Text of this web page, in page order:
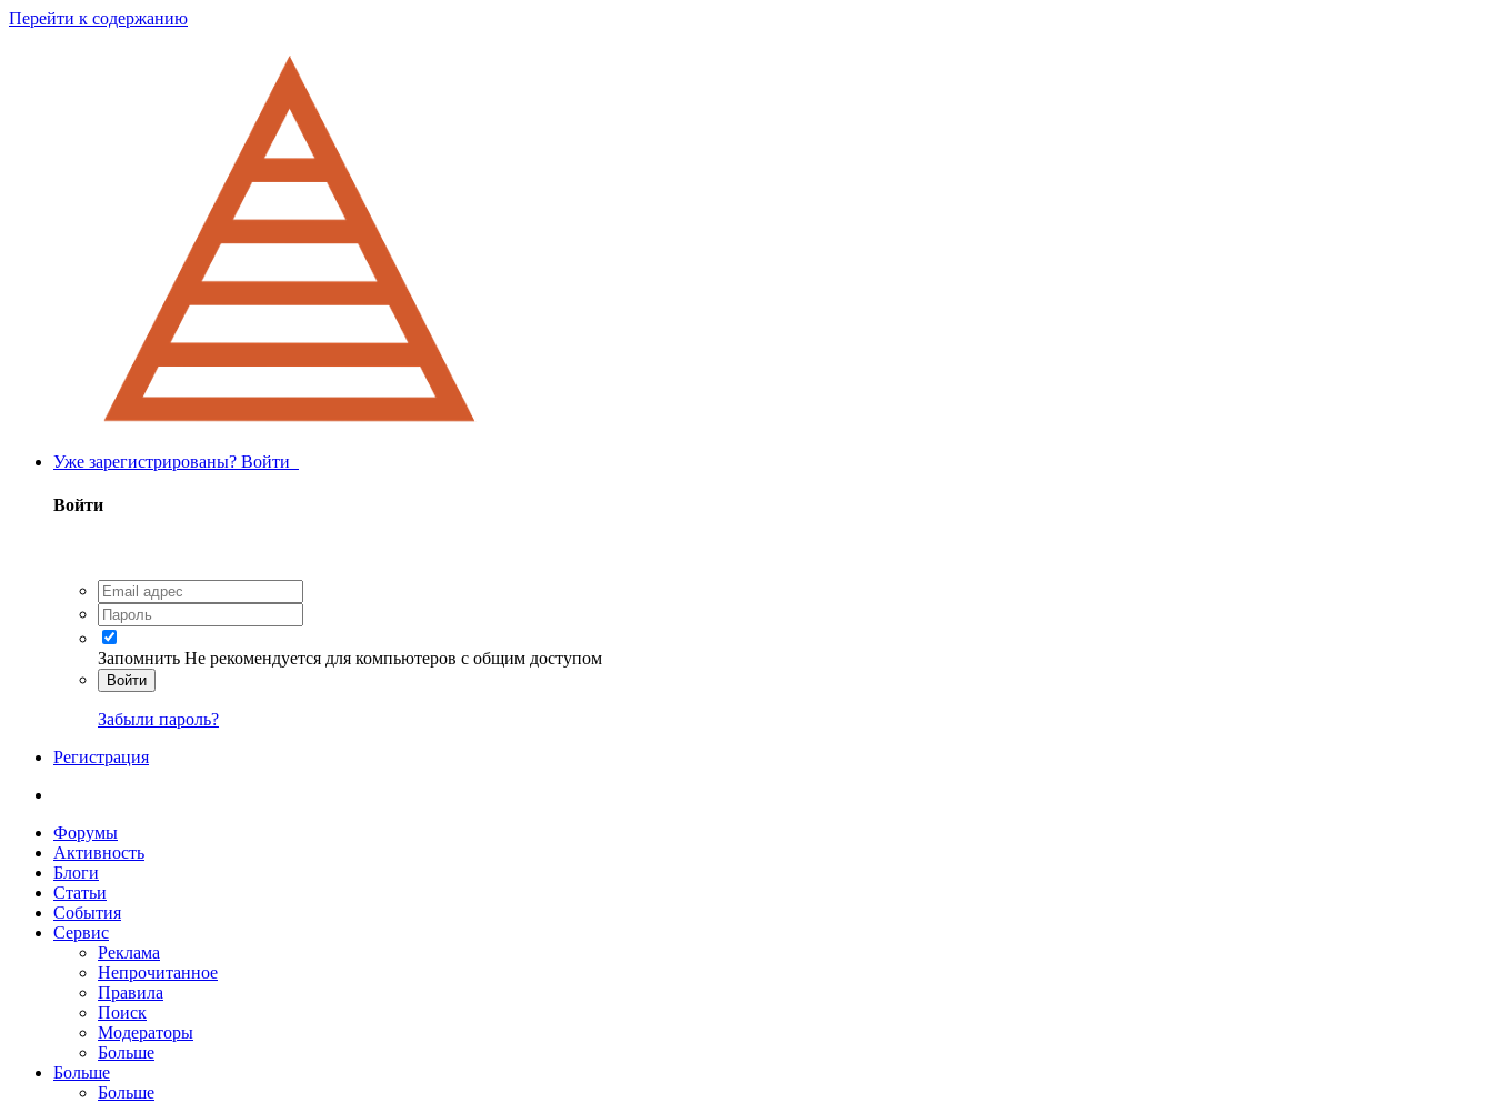
Перейти к содержанию
Уже зарегистрированы? Войти
Войти
Запомнить Не рекомендуется для компьютеров с общим доступом
Войти
Забыли пароль?
Регистрация
Форумы
Активность
Блоги
Статьи
События
Сервис
Реклама
Непрочитанное
Правила
Поиск
Модераторы
Больше
Больше
Больше